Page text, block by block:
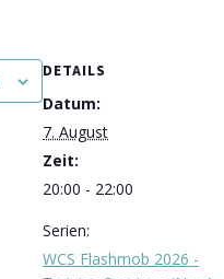
DETAILS
Datum:
7. August
Zeit:
20:00 - 22:00
Serien:
WCS Flashmob 2026 -